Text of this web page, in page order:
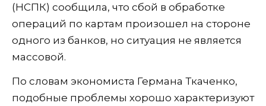
(НСПК) сообщила, что сбой в обработке
операций по картам произошел на стороне
одного из банков, но ситуация не является
массовой.
По словам экономиста Германа Ткаченко,
подобные проблемы хорошо характеризуют